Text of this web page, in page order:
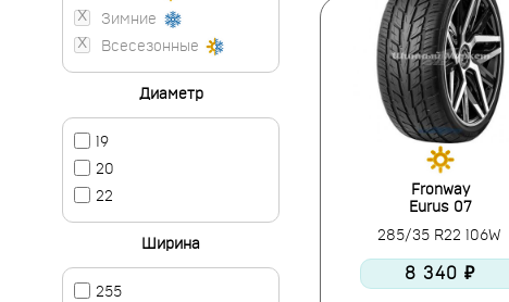
Fronway
Eurus 07
285/35 R22 106W
8 340 ₽
Зимние
Всесезонные
Диаметр
19
20
22
Ширина
255